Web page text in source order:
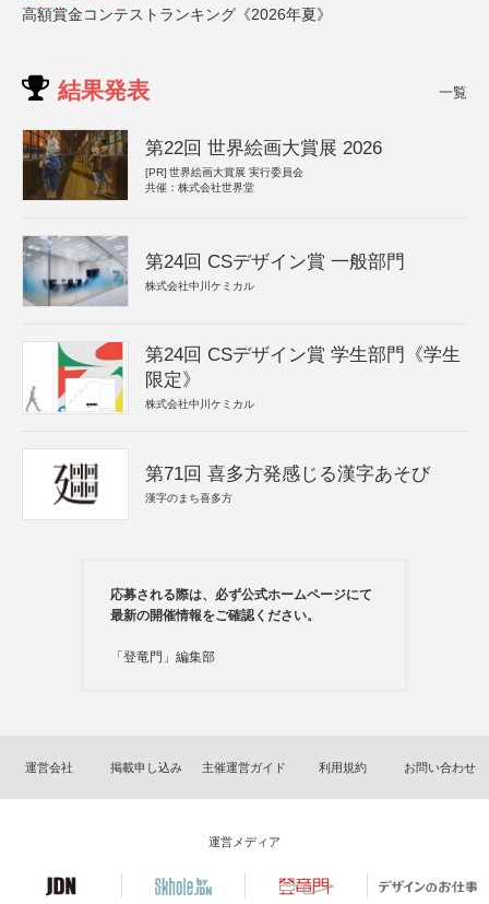
高額賞金コンテストランキング《2026年夏》
結果発表 一覧
第22回 世界絵画大賞展 2026
[PR] 世界絵画大賞展 実行委員会
共催：株式会社世界堂
第24回 CSデザイン賞 一般部門
株式会社中川ケミカル
第24回 CSデザイン賞 学生部門《学生
限定》
株式会社中川ケミカル
第71回 喜多方発感じる漢字あそび
漢字のまち喜多方
応募される際は、必ず公式ホームページにて
最新の開催情報をご確認ください。
「登竜門」編集部
運営会社 掲載申し込み 主催運営ガイド 利用規約 お問い合わせ
運営メディア